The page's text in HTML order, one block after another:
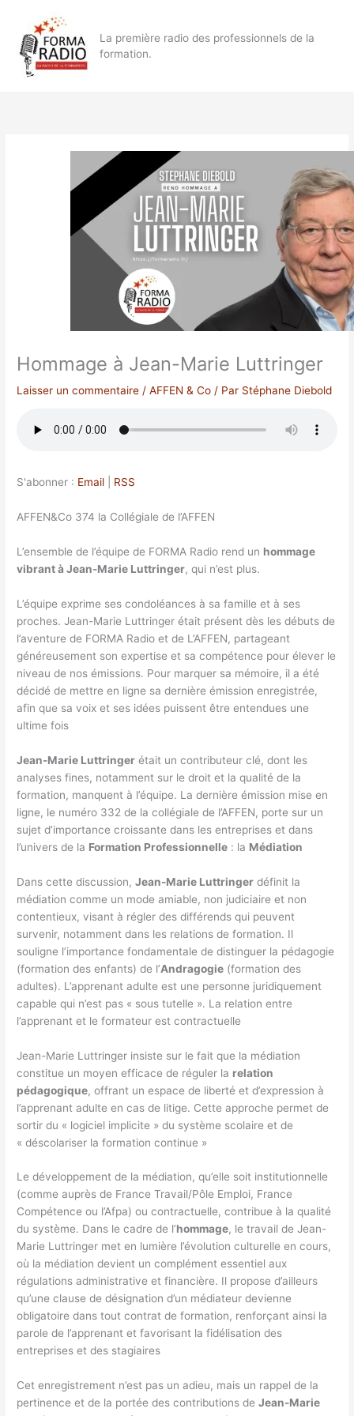
contenu
La première radio des professionnels de la
formation.
Hommage à Jean-Marie Luttringer
Laisser un commentaire /AFFEN & Co / Par Stéphane Diebold
S'abonner : Email RSS
AFFEN&Co 374 la Collégiale de l’AFFEN
L’ensemble de l’équipe de FORMA Radio rend un hommage
vibrant à Jean-Marie Luttringer, qui n’est plus.
L’équipe exprime ses condoléances à sa famille et à ses
proches. Jean-Marie Luttringer était présent dès les débuts de
l’aventure de FORMA Radio et de L’AFFEN, partageant
généreusement son expertise et sa compétence pour élever le
niveau de nos émissions. Pour marquer sa mémoire, il a été
décidé de mettre en ligne sa dernière émission enregistrée,
afin que sa voix et ses idées puissent être entendues une
ultime fois
Jean-Marie Luttringer était un contributeur clé, dont les
analyses fines, notamment sur le droit et la qualité de la
formation, manquent à l’équipe. La dernière émission mise en
ligne, le numéro 332 de la collégiale de l’AFFEN, porte sur un
sujet d’importance croissante dans les entreprises et dans
l’univers de la Formation Professionnelle : la Médiation
Dans cette discussion,Jean-Marie Luttringer définit la
médiation comme un mode amiable, non judiciaire et non
contentieux, visant à régler des différends qui peuvent
survenir, notamment dans les relations de formation. Il
souligne l’importance fondamentale de distinguer la pédagogie
(formation des enfants) de l’Andragogie (formation des
adultes). L’apprenant adulte est une personne juridiquement
capable qui n’est pas « sous tutelle ». La relation entre
l’apprenant et le formateur est contractuelle
Jean-Marie Luttringer insiste sur le fait que la médiation
constitue un moyen efficace de réguler la relation
pédagogique, offrant un espace de liberté et d’expression à
l’apprenant adulte en cas de litige. Cette approche permet de
sortir du « logiciel implicite » du système scolaire et de
« déscolariser la formation continue »
Le développement de la médiation, qu’elle soit institutionnelle
(comme auprès de France Travail/Pôle Emploi, France
Compétence ou l’Afpa) ou contractuelle, contribue à la qualité
du système. Dans le cadre de l’hommage, le travail de Jean-
Marie Luttringer met en lumière l’évolution culturelle en cours,
où la médiation devient un complément essentiel aux
régulations administrative et financière. Il propose d’ailleurs
qu’une clause de désignation d’un médiateur devienne
obligatoire dans tout contrat de formation, renforçant ainsi la
parole de l’apprenant et favorisant la fidélisation des
entreprises et des stagiaires
Cet enregistrement n’est pas un adieu, mais un rappel de la
pertinence et de la portée des contributions deJean-Marie